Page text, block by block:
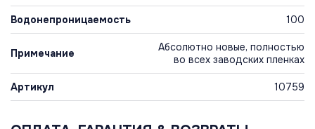
Водонепроницаемость 100
Примечание
Абсолютно новые, полностью
во всех заводских пленках
Артикул 10759